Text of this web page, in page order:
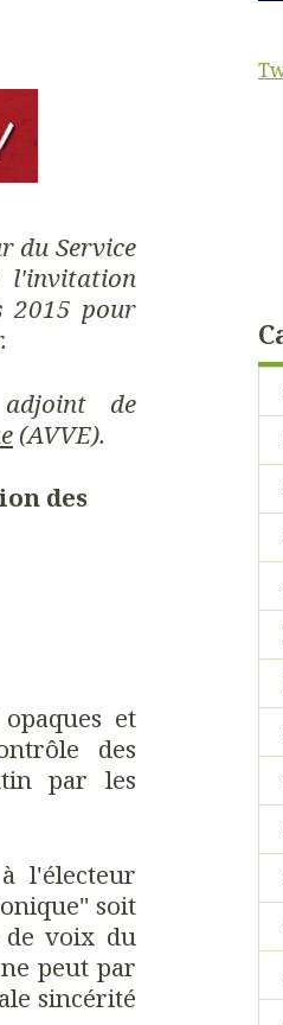
du Service
l'invitation
2015 pour
de
(AVVE).
des
et
des
par les
l'électeur
soit
de voix du
peut par
sincérité